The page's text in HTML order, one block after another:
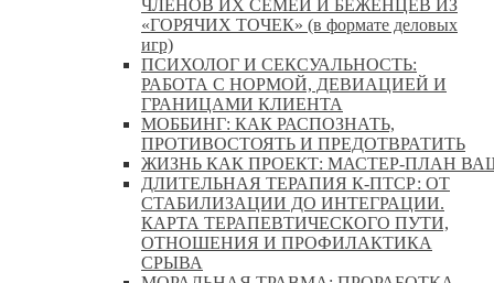
ЧЛЕНОВ ИХ СЕМЕЙ И БЕЖЕНЦЕВ ИЗ
«ГОРЯЧИХ ТОЧЕК» (в формате деловых
игр)
ПСИХОЛОГ И СЕКСУАЛЬНОСТЬ:
РАБОТА С НОРМОЙ, ДЕВИАЦИЕЙ И
ГРАНИЦАМИ КЛИЕНТА
МОББИНГ: КАК РАСПОЗНАТЬ,
ПРОТИВОСТОЯТЬ И ПРЕДОТВРАТИТЬ
ЖИЗНЬ КАК ПРОЕКТ: МАСТЕР‑ПЛАН
ДЛИТЕЛЬНАЯ ТЕРАПИЯ К-ПТСР: ОТ
СТАБИЛИЗАЦИИ ДО ИНТЕГРАЦИИ.
КАРТА ТЕРАПЕВТИЧЕСКОГО ПУТИ,
ОТНОШЕНИЯ И ПРОФИЛАКТИКА
СРЫВА